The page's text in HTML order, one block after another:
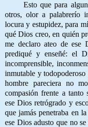
Esto que para
otros, olor a palabrerío
locura y estupidez, para
qué Dios creo, en quién
me declaro ateo de ese
prediqué y enseñé: el
incomprensible,
inmutable y
hombre pareciera no
compasión frente a
ese Dios retrógrado y
que jamás penetraba en
ese Dios adusto que no